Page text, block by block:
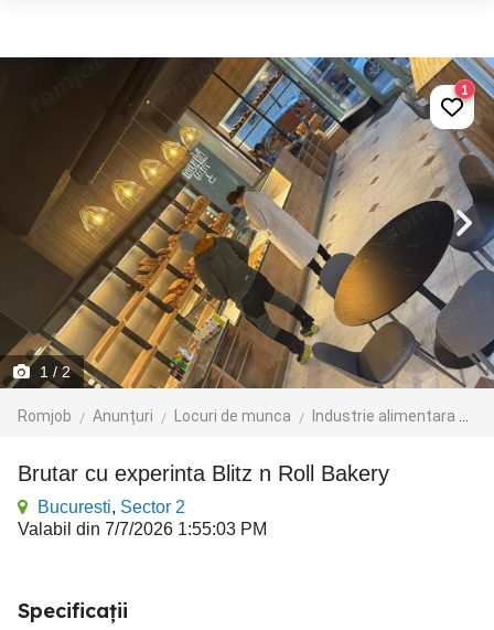
1 / 2
Romjob Anunțuri Locuri de munca Industrie alimentara
1
Brutar cu experinta Blitz n Roll Bakery
Bucuresti, Sector 2
Valabil din 7/7/2026 1:55:03 PM
Specificații